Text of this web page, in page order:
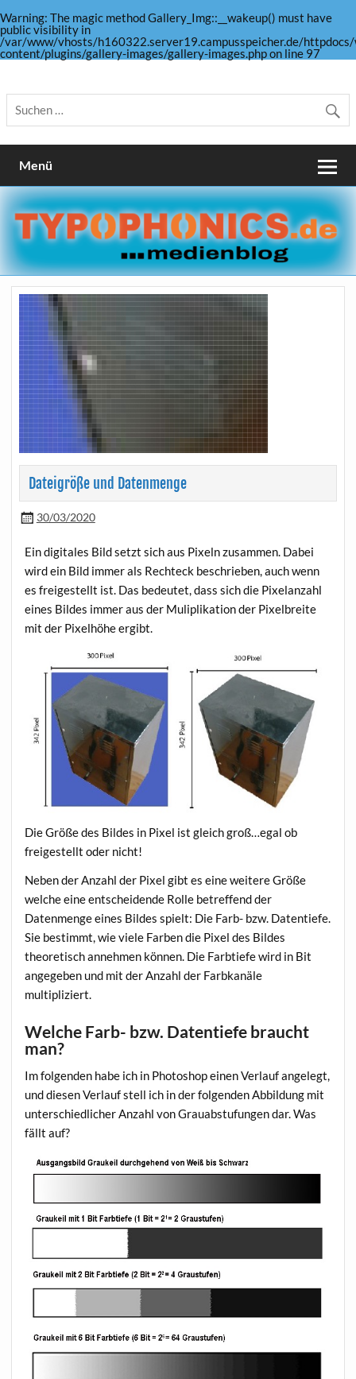
Warning: The magic method Gallery_Img::__wakeup() must have
public visibility in
/var/www/vhosts/h160322.server19.campusspeicher.de/
content/plugins/gallery-images/gallery-images.phpon line 97
Skip
TYPOPHONICS
Menü
Dateigröße und Datenmenge
30/03/2020
Ein digitales Bild setzt sich aus Pixeln zusammen. Dabei
wird ein Bild immer als Rechteck beschrieben, auch wenn
es freigestellt ist. Das bedeutet, dass sich die Pixelanzahl
eines Bildes immer aus der Muliplikation der Pixelbreite
mit der Pixelhöhe ergibt.
Die Größe des Bildes in Pixel ist gleich groß…egal ob
freigestellt oder nicht!
Neben der Anzahl der Pixel gibt es eine weitere Größe
welche eine entscheidende Rolle betreffend der
Datenmenge eines Bildes spielt: Die Farb- bzw. Datentiefe.
Sie bestimmt, wie viele Farben die Pixel des Bildes
theoretisch annehmen können. Die Farbtiefe wird in Bit
angegeben und mit der Anzahl der Farbkanäle
multipliziert.
Welche Farb- bzw. Datentiefe braucht
man?
Im folgenden habe ich in Photoshop einen Verlauf angelegt,
und diesen Verlauf stell ich in der folgenden Abbildung mit
unterschiedlicher Anzahl von Grauabstufungen dar. Was
fällt auf?